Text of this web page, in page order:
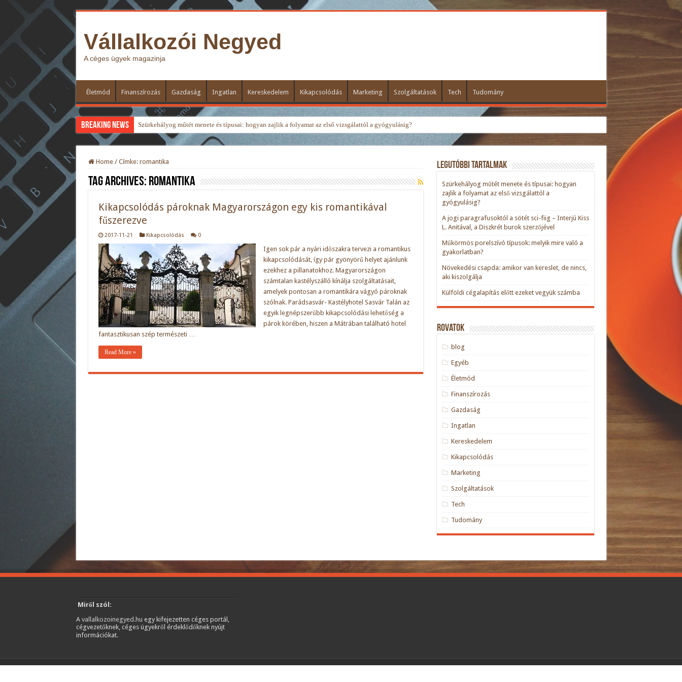
Vállalkozói Negyed
A céges ügyek magazinja
Életmód Finanszírozás Gazdaság Ingatlan Kereskedelem Kikapcsolódás Marketing Szolgáltatások Tech Tudomány
Breaking News Szürkehályog műtét menete és típusai: hogyan zajlik a folyamat az első vizsgálattól a gyógyulásig?
Home / Címke: romantika
Tag Archives: romantika
Kikapcsolódás pároknak Magyarországon egy kis romantikával
fűszerezve
2017-11-21 Kikapcsolódás 0
Igen sok pár a nyári időszakra tervezi a romantikus
kikapcsolódását, így pár gyönyörű helyet ajánlunk
ezekhez a pillanatokhoz. Magyarországon
számtalan kastélyszálló kínálja szolgáltatásait,
amelyek pontosan a romantikára vágyó pároknak
szólnak. Parádsasvár- Kastélyhotel Sasvár Talán az
egyik legnépszerűbb kikapcsolódási lehetőség a
párok körében, hiszen a Mátrában található hotel
fantasztikusan szép természeti …
Read More »
Legutóbbi tartalmak
Szürkehályog műtét menete és típusai: hogyan
zajlik a folyamat az első vizsgálattól a
gyógyulásig?
A jogi paragrafusoktól a sötét sci-fiig – Interjú Kiss
L. Anitával, a Diszkrét burok szerzőjével
Műkörmös porelszívó típusok: melyik mire való a
gyakorlatban?
Növekedési csapda: amikor van kereslet, de nincs,
aki kiszolgálja
Külföldi cégalapítás előtt ezeket vegyük számba
Rovatok
blog
Egyéb
Életmód
Finanszírozás
Gazdaság
Ingatlan
Kereskedelem
Kikapcsolódás
Marketing
Szolgáltatások
Tech
Tudomány
Miről szól:
A vallalkozoinegyed.hu egy kifejezetten céges portál,
cégvezetőknek, céges ügyekről érdeklődőknek nyújt
információkat.